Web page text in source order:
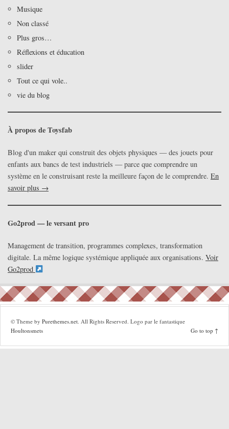
Musique
Non classé
Plus gros…
Réflexions et éducation
slider
Tout ce qui vole..
vie du blog
À propos de Toysfab
Blog d'un maker qui construit des objets physiques — des jouets pour
enfants aux bancs de test industriels — parce que comprendre un
système en le construisant reste la meilleure façon de le comprendre. En
savoir plus →
Go2prod — le versant pro
Management de transition, programmes complexes, transformation
digitale. La même logique systémique appliquée aux organisations. Voir
Go2prod
© Theme by Purethemes.net . All Rights Reserved. Logo par le fantastique
Houltonsmets
Go to top ↑